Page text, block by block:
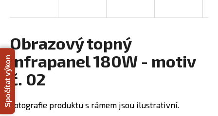
Obrazový topný
infrapanel 180W - motiv
č. 02
Fotografie produktu s rámem jsou ilustrativní.
í
t
?
Spočítat výkon